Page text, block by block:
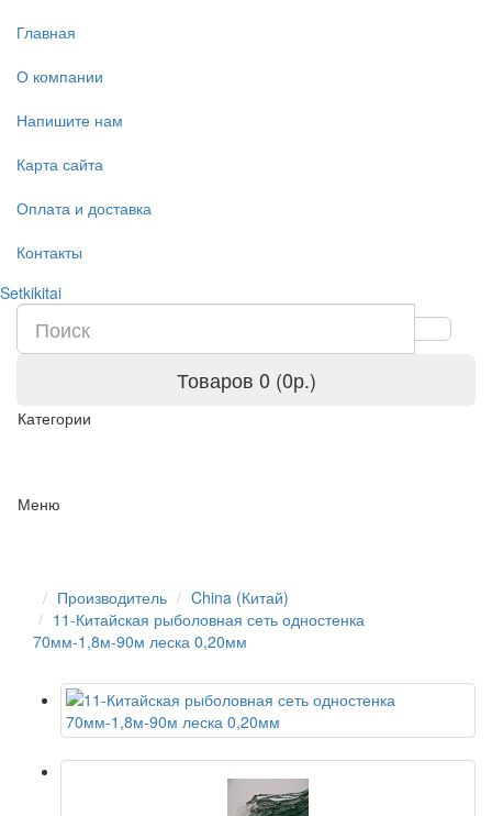
Главная
О компании
Напишите нам
Карта сайта
Оплата и доставка
Контакты
Setkikitai
Товаров 0 (0р.)
Категории
Меню
Производитель
China (Китай)
11-Китайская рыболовная сеть одностенка
70мм-1,8м-90м леска 0,20мм